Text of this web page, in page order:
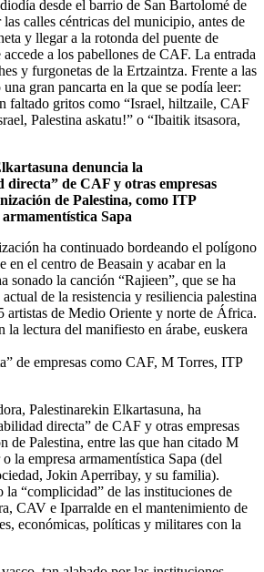
desde el barrio de San Bartolomé de
calles céntricas del municipio, antes de
y llegar a la rotonda del puente de
a los pabellones de CAF. La entrada
y furgonetas de la Ertzaintza. Frente a las
gran pancarta en la que se podía leer:
faltado gritos como “Israel, hiltzaile, CAF
Palestina askatu!” o “Ibaitik itsasora,
denuncia la
directa” de CAF y otras empresas
de Palestina, como ITP
Sapa
ha continuado bordeando el polígono
en el centro de Beasain y acabar en la
sonado la canción “Rajieen”, que se ha
de la resistencia y resiliencia palestina
artistas de Medio Oriente y norte de África.
lectura del manifiesto en árabe, euskera
de empresas como CAF, M Torres, ITP
Palestinarekin Elkartasuna, ha
directa” de CAF y otras empresas
de Palestina, entre las que han citado M
la empresa armamentística Sapa (del
Jokin Aperribay, y su familia).
la “complicidad” de las instituciones de
CAV e Iparralde en el mantenimiento de
económicas, políticas y militares con la